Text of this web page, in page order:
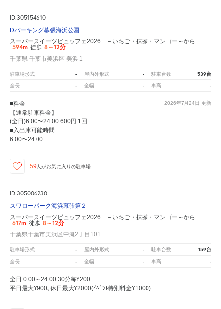
ID:305154610
Dパーキング幕張海浜公園
スーパースイーツビュッフェ2026 ～いちご・抹茶・マンゴー～から
594m 徒歩 8～12分
千葉県 千葉市美浜区 美浜 1
駐車場形式 - 屋内外形式 - 駐車台数 539台
全長 - 全幅 - 車高 -
2026年7月24日 更新
■料金
【通常駐車料金】
(全日)6:00〜24:00 600円 1回
■入出庫可能時間
6:00〜24:00
59人がお気に入りの駐車場
ID:305006230
スワローパーク海浜幕張第２
スーパースイーツビュッフェ2026 ～いちご・抹茶・マンゴー～から
617m 徒歩 8～12分
千葉県千葉市美浜区中瀬2丁目101
駐車場形式 - 屋内外形式 - 駐車台数 159台
全長 - 全幅 - 車高 -
全日 0:00～24:00 30分毎¥200
平日最大¥900､休日最大¥2000(ｲﾍﾞﾝﾄ特別料金¥1000)